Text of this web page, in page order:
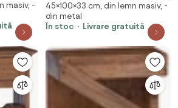
de
masiv, -
33 cm Lemn de Mango Solid și
Şlefuit
45×100×33 cm, din lemn masiv, -
din metal
În stoc
Livrare gratuită